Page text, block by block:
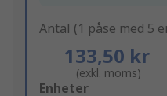
Antal (1 påse med 5
133,50 kr
(exkl. moms)
Add
Enheter